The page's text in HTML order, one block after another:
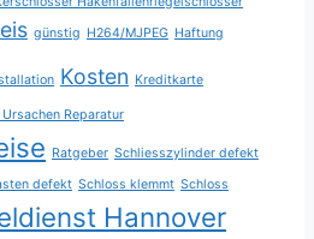
günstig H264/MJPEG Haftung
Kosten Kreditkarte
Reparatur
Ratgeber Schliesszylinder defekt
defekt Schloss klemmt Schloss
Hannover